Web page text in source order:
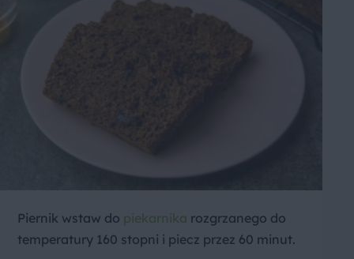
Piernik wstaw do piekarnika rozgrzanego do
temperatury 160 stopni i piecz przez 60 minut.​